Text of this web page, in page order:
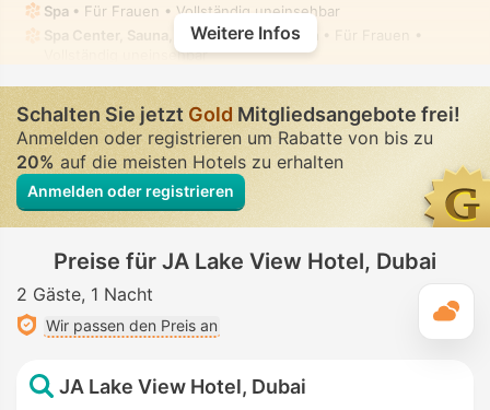
Spa • Für Frauen • Vollständig uneinsehbar
Spa Center, Sauna, Dampfbad, Hammam
Vollständig uneinsehbar
Bidet-Handbrause• In allen Zimmern
Weitere Infos
Schalten Sie jetztGold Mitgliedsangebote frei!
Anmelden oder registrieren um Rabatte von bis zu
20%auf die meisten Hotels zu erhalten
Anmelden oder registrieren
Preise für JA Lake View Hotel, Dubai
2 Gäste 1 Nacht
Wir passen den Preis an
JA Lake View Hotel, Dubai